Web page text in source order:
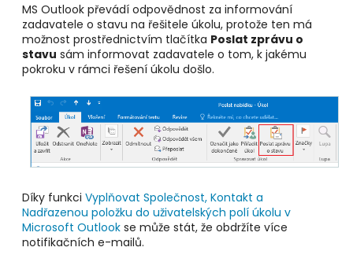
MS Outlook převádí odpovědnost za informování
zadavatele o stavu na řešitele úkolu, protože ten má
možnost prostřednictvím tlačítka Poslat zprávu o
stavu sám informovat zadavatele o tom, k jakému
pokroku v rámci řešení úkolu došlo.
Díky funkci Vyplňovat Společnost, Kontakt a
Nadřazenou položku do uživatelských polí úkolu v
Microsoft Outlook se může stát, že obdržíte více
notifikačních e-mailů.